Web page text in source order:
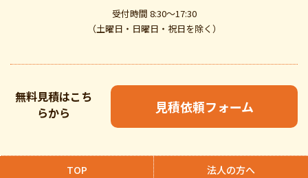
受付時間 8:30～17:30
（土曜日・日曜日・祝日を除く）
無料見積はこち
らから
見積依頼フォーム
TOP 法人の方へ